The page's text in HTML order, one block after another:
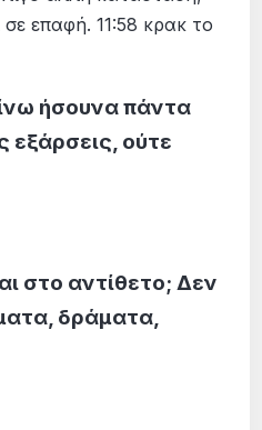
επαφή. 11:58 κρακ το
ήσουνα πάντα
εξάρσεις, ούτε
στο αντίθετο; Δεν
δράματα,